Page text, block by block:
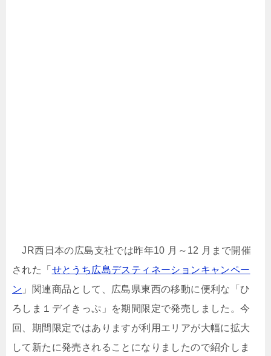
JR西日本の広島支社では昨年10 月～12 月まで開催
された「 せとうち広島デスティネーションキャンペー
ン 」関連商品として、広島県東西の移動に便利な「ひ
ろしま１デイきっぷ」を期間限定で発売しました。今
回、期間限定ではありますが利用エリアが大幅に拡大
して新たに発売されることになりましたので紹介しま